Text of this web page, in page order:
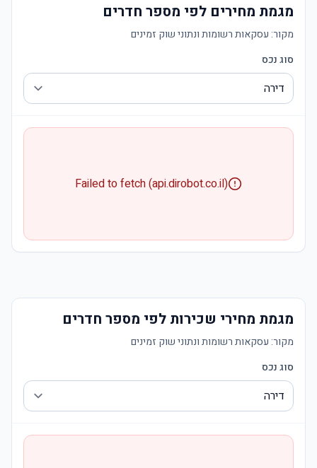
מגמת מחירים לפי מספר חדרים
מקור: עסקאות רשומות ונתוני שוק זמינים
סוג נכס
Failed to fetch (api.dirobot.co.il)
מגמת מחירי שכירות לפי מספר חדרים
מקור: עסקאות רשומות ונתוני שוק זמינים
סוג נכס